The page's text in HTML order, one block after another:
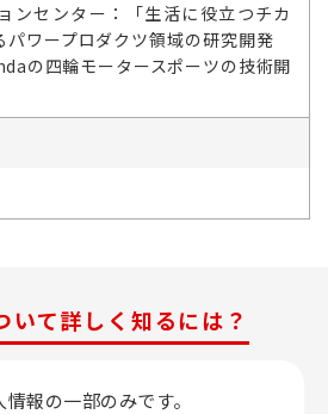
ンセンター：「生活に役立つチカ
パワープロダクツ領域の研究開発
の四輪モータースポーツの技術開
いて詳しく知るには？
報の一部のみです。